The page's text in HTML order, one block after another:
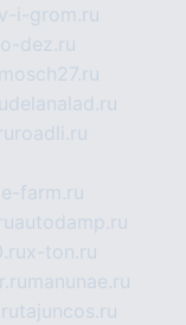
i-grom.ru
dez.ru
delanalad.ru
roadli.ru
farm.ru
autodamp.ru
x-ton.ru
manunae.ru
tajuncos.ru